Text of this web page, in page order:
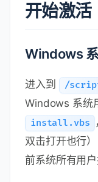
开始激活
Windows
进入到 /
Windows 系统
install.vbs
双击打开也行
前系统所有用户